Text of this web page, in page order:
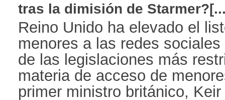
tras la dimisión de
Reino Unido ha elevado el
menores a las redes
de las legislaciones más
materia de acceso de
primer ministro británico,